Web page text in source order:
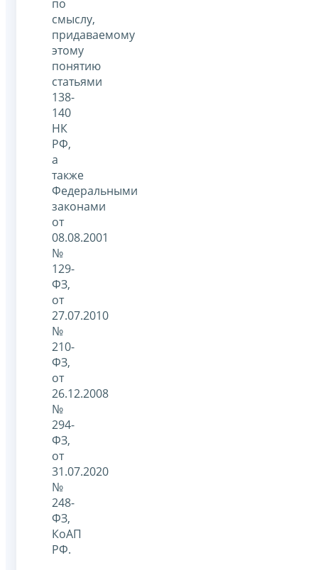
по
смыслу,
придаваемому
этому
понятию
статьями
138-
140
НК
РФ,
а
также
Федеральными
законами
от
08.08.2001
№
129-
ФЗ,
от
27.07.2010
№
210-
ФЗ,
от
26.12.2008
№
294-
ФЗ,
от
31.07.2020
№
248-
ФЗ,
КоАП
РФ.